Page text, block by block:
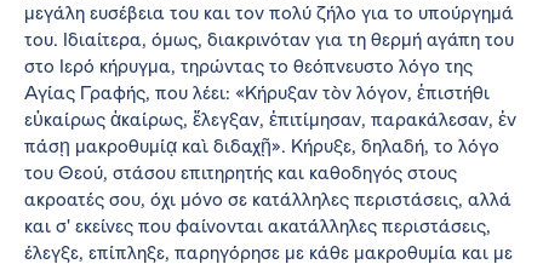
μεγάλη ευσέβεια του και τον πολύ ζήλο για το υπούργημά
του. Ιδιαίτερα, όμως, διακρινόταν για τη θερμή αγάπη του
στο Ιερό κήρυγμα, τηρώντας το θεόπνευστο λόγο της
Αγίας Γραφής, που λέει: «Κήρυξαν τὸν λόγον, ἐπιστήθι
εὐκαίρως ἀκαίρως, ἔλεγξαν, ἐπιτίμησαν, παρακάλεσαν, ἐν
πάσῃ μακροθυμίᾳ καὶ διδαχῇ». Κήρυξε, δηλαδή, το λόγο
του Θεού, στάσου επιτηρητής και καθοδηγός στους
ακροατές σου, όχι μόνο σε κατάλληλες περιστάσεις, αλλά
και σ' εκείνες που φαίνονται ακατάλληλες περιστάσεις,
έλεγξε, επίπληξε, παρηγόρησε με κάθε μακροθυμία και με